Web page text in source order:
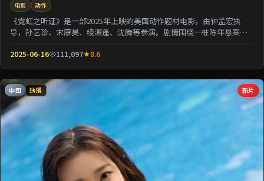
电影 动作
《霓虹之听证》是一部2025年上映的美国动作题材电影，由钟孟宏执
导，孙艺珍、宋康昊、绫濑遥、沈腾等参演。剧情围绕一桩陈年悬案与
2025-06-16 111,097 8.6
新片
中国 独播